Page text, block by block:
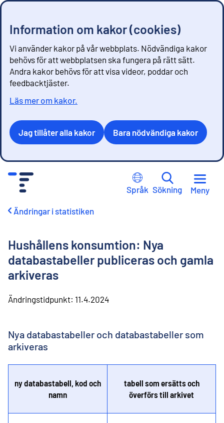
Information om kakor (cookies)
Vi använder kakor på vår webbplats. Nödvändiga kakor
behövs för att webbplatsen ska fungera på rätt sätt.
Andra kakor behövs för att visa videor, poddar och
feedbacktjäster.
Läs mer om kakor.
Jag tillåter alla kakor Bara nödvändiga kakor
Språk Sökning Meny
Ändringar i statistiken
Hushållens konsumtion: Nya
databastabeller publiceras och gamla
arkiveras
Ändringstidpunkt: 11.4.2024
Nya databastabeller och databastabeller som
arkiveras
ny databastabell, kod och
namn
tabell som ersätts och
överförs till arkivet